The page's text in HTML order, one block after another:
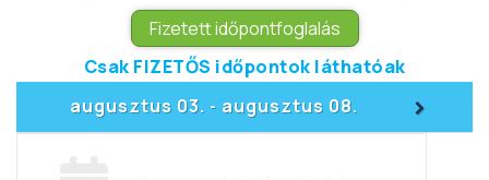
Fizetett időpontfoglalás
Csak FIZETŐS időpontok láthatóak
augusztus 03. - augusztus 08. >